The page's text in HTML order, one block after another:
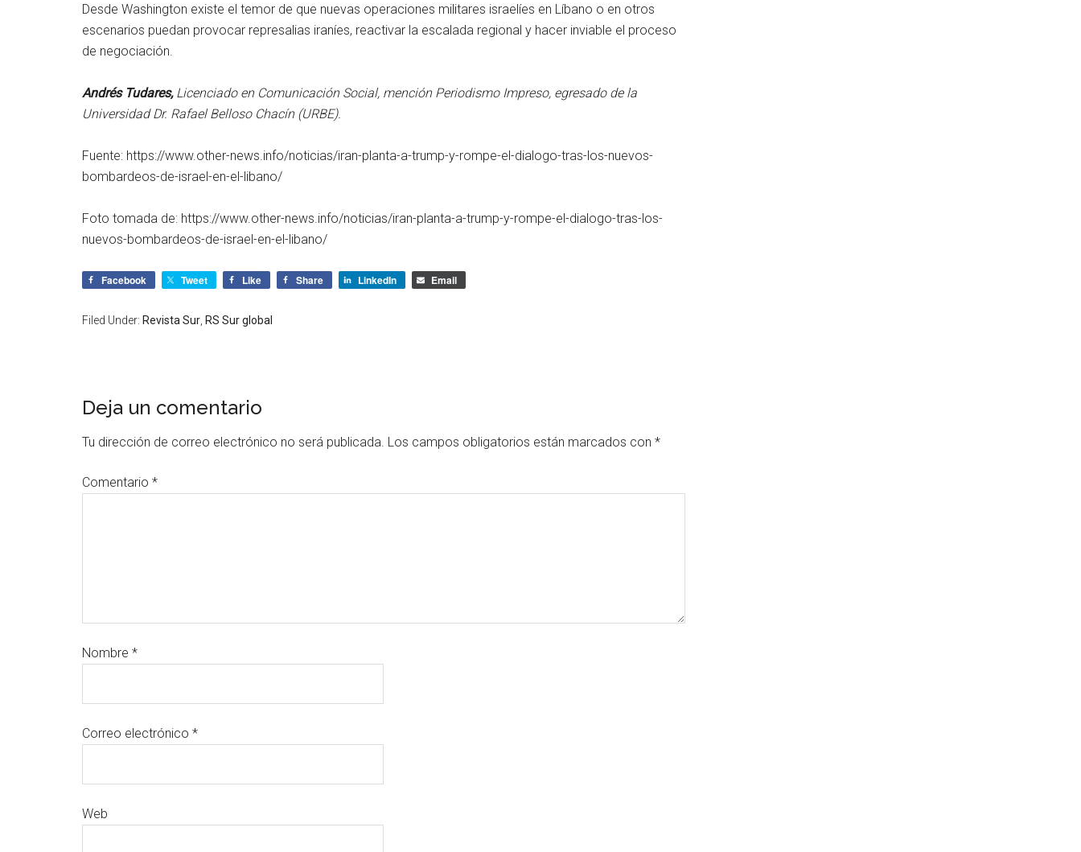
Desde Washington existe el temor de que nuevas operaciones militares israelíes en Líbano o en otros
escenarios puedan provocar represalias iraníes, reactivar la escalada regional y hacer inviable el proceso
de negociación.
Andrés Tudares, Licenciado en Comunicación Social, mención Periodismo Impreso, egresado de la
Universidad Dr. Rafael Belloso Chacín (URBE).
Fuente: https://www.other-news.info/noticias/iran-planta-a-trump-y-rompe-el-dialogo-tras-los-nuevos-
bombardeos-de-israel-en-el-libano/
Foto tomada de: https://www.other-news.info/noticias/iran-planta-a-trump-y-rompe-el-dialogo-tras-los-
nuevos-bombardeos-de-israel-en-el-libano/
Facebook Tweet Like Share LinkedIn Email
Filed Under: Revista Sur RS Sur global
Deja un comentario
Tu dirección de correo electrónico no será publicada. Los campos obligatorios están marcados con *
Comentario *
Nombre *
Correo electrónico *
Web